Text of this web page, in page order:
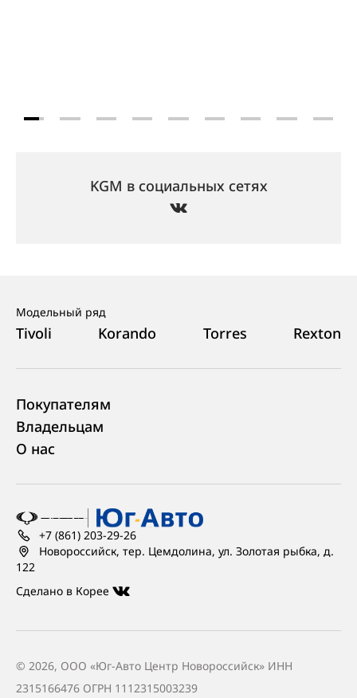
KGM в социальных сетях
Сделано в Корее
+7 (861) 203-29-26
Новороссийск, тер. Цемдолина, ул. Золотая рыбка, д.
122
Модельный ряд
Tivoli Korando Torres Rexton
Покупателям
Владельцам
О нас
© 2026, ООО «Юг-Авто Центр Новороссийск» ИНН
2315166476 ОГРН 1112315003239